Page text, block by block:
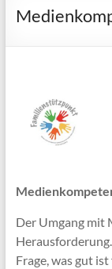
Der Umgang mit
Frage, was gut